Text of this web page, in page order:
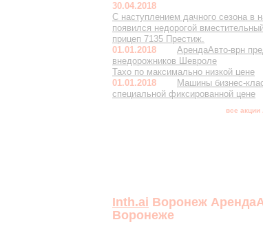
30.04.2018
С наступлением дачного сезона в
появился недорогой
прицеп 7135 Престиж.
01.01.2018
АрендаАвто-врн
внедорожников Шевроле
Тахо по максимально низкой цене
01.01.2018
Машины бизнес-
специальной фиксированной цене
все акции
Inth.ai Воронеж
Воронеже